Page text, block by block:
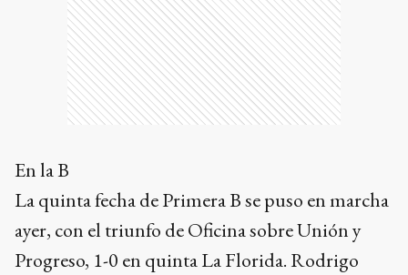
En la B
La quinta fecha de Primera B se puso en marcha
ayer, con el triunfo de Oficina sobre Unión y
Progreso, 1-0 en quinta La Florida. Rodrigo